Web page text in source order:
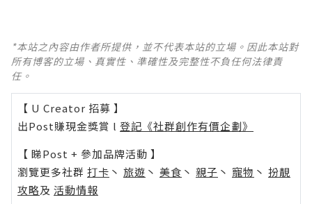
*本站之內容由作者所提供，並不代表本站的立場。因此本站對
所有博客的立場、真實性、準確性及完整性不負任何法律責
任。
【 U Creator 招募 】
出Post賺現金獎賞 l 登記《社群創作有價企劃》
【 睇Post + 參加品牌活動 】
瀏覽更多社群 打卡 丶 旅遊 丶 美食 丶 親子 丶 寵物 丶 扮靚
攻略及 活動情報